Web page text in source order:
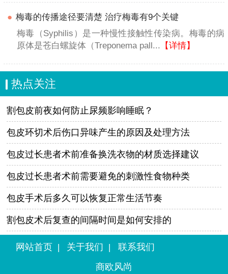
● 梅毒的传播途径要清楚 治疗梅毒有9个关键
梅毒（Syphilis）是一种慢性接触性传染病。梅毒的病
原体是苍白螺旋体（Treponema pall... 【详情】
热点关注
割包皮前夜如何防止尿频影响睡眠？
包皮环切术后伤口异味产生的原因及处理方法
包皮过长患者术前准备换洗衣物的材质选择建议
包皮过长患者术前需要避免的刺激性食物种类
包皮手术后多久可以恢复正常生活节奏
割包皮术后复查的间隔时间是如何安排的
网站首页 | 关于我们 |
联系我们
商欧风尚